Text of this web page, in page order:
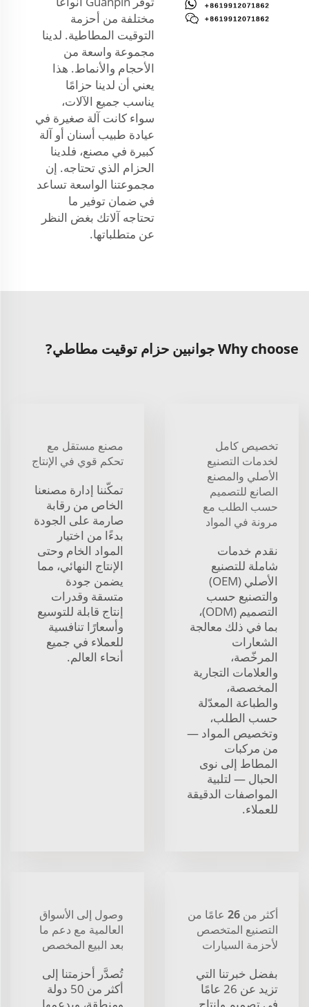
مختلفة من أحزمة
التوقيت المطاطية. لدينا
مجموعة واسعة من
الأحجام والأنماط. هذا
يعني أن لدينا حزامًا
يناسب جميع الآلات،
سواء كانت آلة صغيرة في
عيادة طبيب أسنان أو آلة
كبيرة في مصنع، فلدينا
الحزام الذي تحتاجه. إن
مجموعتنا الواسعة تساعد
في ضمان توفير ما
تحتاجه آلاتك بغض النظر
عن متطلباتها.
Why choose جوانبين حزام توقيت مطاطي?
تخصيص كامل
لخدمات التصنيع
الأصلي والمصنع
الصانع للتصميم
حسب الطلب مع
مرونة في المواد
نقدم خدمات
شاملة للتصنيع
الأصلي (OEM)
والتصنيع حسب
التصميم (ODM)،
بما في ذلك معالجة
الشعارات
المرخّصة،
والعلامات التجارية
المخصصة،
والطباعة المعدّلة
حسب الطلب،
وتخصيص المواد —
من مركبات
المطاط إلى نوى
الحبال — لتلبية
المواصفات الدقيقة
للعملاء.
مصنع مستقل مع
تحكم قوي في الإنتاج
تمكّننا إدارة مصنعنا
الخاص من رقابة
صارمة على الجودة
بدءًا من اختيار
المواد الخام وحتى
الإنتاج النهائي، مما
يضمن جودة
متسقة وقدرات
إنتاج قابلة للتوسيع
وأسعارًا تنافسية
للعملاء في جميع
أنحاء العالم.
أكثر من 26 عامًا من
التصنيع المتخصص
لأحزمة السيارات
بفضل خبرتنا التي
تزيد عن 26 عامًا
وصول إلى الأسواق
العالمية مع دعم ما
بعد البيع المخصص
تُصدَّر أحزمتنا إلى
أكثر من 50 دولة